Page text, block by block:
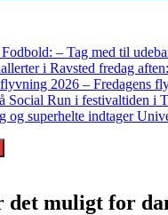
– Tag med til
i Ravsted fredag
2026 – Fredagens
Social Run i festivaltiden i
og superhelte indtager
det muligt for